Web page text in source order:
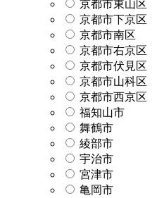
京都市東山区
京都市下京区
京都市南区
京都市右京区
京都市伏見区
京都市山科区
京都市西京区
福知山市
舞鶴市
綾部市
宇治市
宮津市
亀岡市